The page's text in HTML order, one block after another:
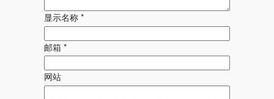
显示名称 *
邮箱 *
网站